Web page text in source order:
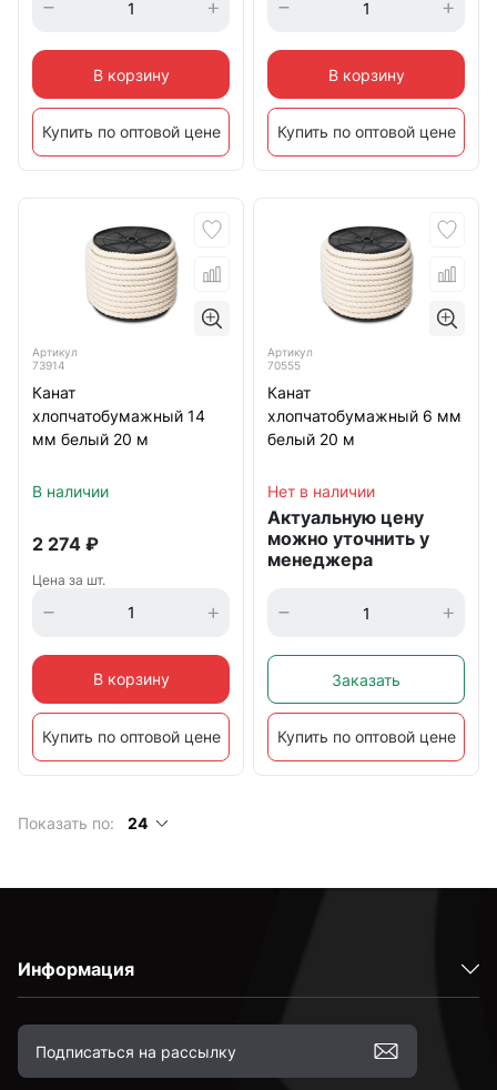
В корзину
Купить по оптовой цене
В корзину
Купить по оптовой цене
Артикул
73914
Канат
хлопчатобумажный 14
мм белый 20 м
В наличии
2 274 ₽
Цена за шт.
В корзину
Купить по оптовой цене
Артикул
70555
Канат
хлопчатобумажный 6 мм
белый 20 м
Нет в наличии
Актуальную цену
можно уточнить у
менеджера
Заказать
Купить по оптовой цене
Показать по: 24
Информация